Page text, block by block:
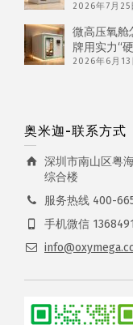
2026年7月25
微高压氧舱
牌用实力“
2026年6月13
奥米迦-联系方式
深圳市南山区粤
综合楼
服务热线 400-
手机微信